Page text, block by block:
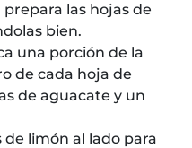
las hojas de
bien.
una porción de la
de cada hoja de
de aguacate y un
de limón al lado para